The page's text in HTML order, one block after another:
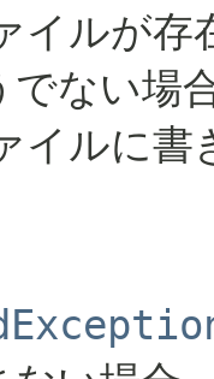
イルが存
ない場
イルに書